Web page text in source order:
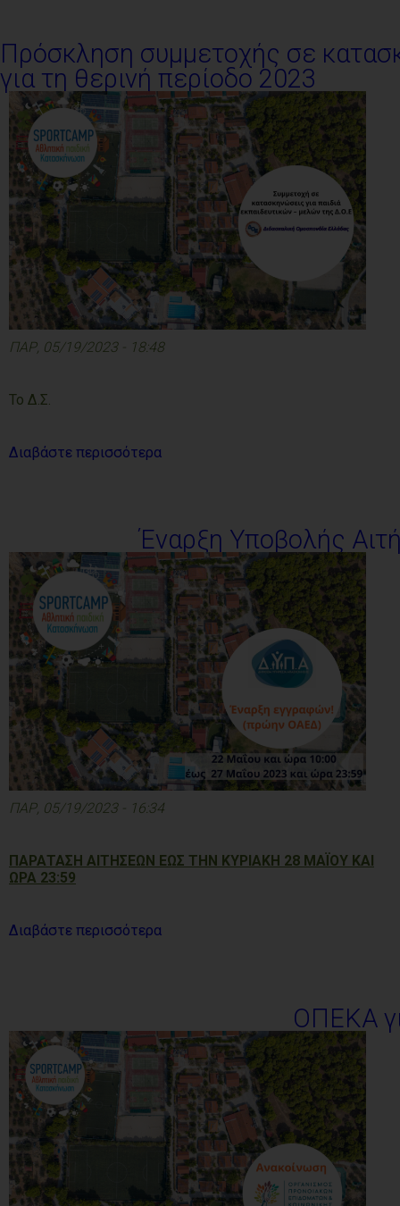
Πρόσκληση συμμετοχής σε
για τη θερινή περίοδο 2023
ΠΑΡ, 05/19/2023 - 18:48
Το Δ.Σ.
Διαβάστε περισσότερα
Έναρξη Υποβολής
ΠΑΡ, 05/19/2023 - 16:34
ΠΑΡΑΤΑΣΗ ΑΙΤΗΣΕΩΝ ΕΩΣ ΤΗΝ ΚΥΡΙΑΚΗ 28 ΜΑΪΟΥ ΚΑΙ
ΩΡΑ 23:59
Διαβάστε περισσότερα
ΟΠΕΚΑ